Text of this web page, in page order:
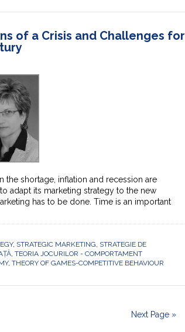
of a Crisis and Challenges for
the shortage, inflation and recession are
adapt its marketing strategy to the new
has to be done. Time is an important
, STRATEGIC MARKETING STRATEGIE DE
TEORIA JOCURILOR - COMPORTAMENT
, THEORY OF GAMES-COMPETITIVE BEHAVIOUR
Next Page »